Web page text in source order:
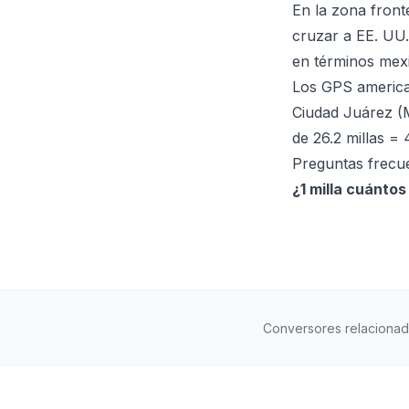
En la zona
cruzar a EE.
en términos
Los GPS
Ciudad Juárez
de 26.2 millas =
Preguntas
¿1 milla
Conversores